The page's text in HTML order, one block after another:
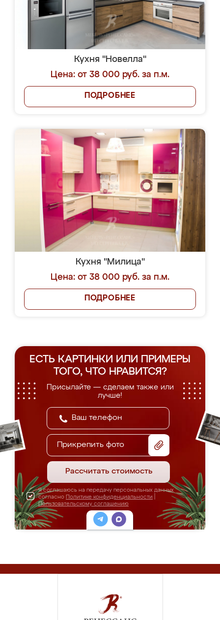
Кухня "Новелла"
Цена: от 38 000 руб. за п.м.
ПОДРОБНЕЕ
Кухня "Милица"
Цена: от 38 000 руб. за п.м.
ПОДРОБНЕЕ
ЕСТЬ КАРТИНКИ ИЛИ ПРИМЕРЫ
ТОГО, ЧТО НРАВИТСЯ?
Присылайте — сделаем также или
лучше!
Прикрепить фото
Рассчитать стоимость
Я соглашаюсь на передачу персональных данных
согласно Политике конфиденциальности
Пользовательскому соглашению